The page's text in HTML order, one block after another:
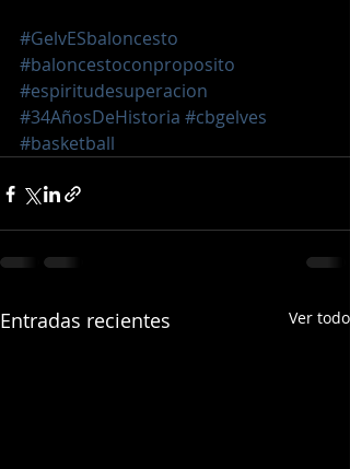
#GelvESbaloncesto
#baloncestoconproposito
#espiritudesuperacion
#34AñosDeHistoria #cbgelves
#basketball
Entradas recientes Ver todo